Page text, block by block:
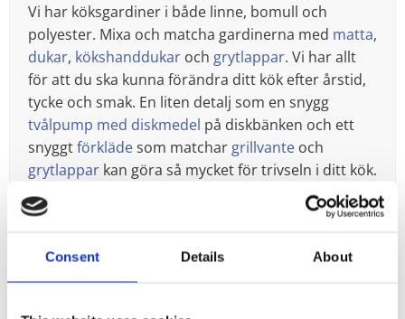
Consent Details About
Vi har köksgardiner i både linne, bomull och
polyester. Mixa och matcha gardinerna med matta,
dukar, kökshanddukar och grytlappar. Vi har allt
för att du ska kunna förändra ditt kök efter årstid,
tycke och smak. En liten detalj som en snygg
tvålpump med diskmedel på diskbänken och ett
snyggtförklädesom matchar grillvante och
grytlappar kan göra så mycket för trivseln i ditt kök.
Med små medel kan förändringen bli stor.
Hos oss hittar du det mesta för att skapa ett
mysigt, hemtrevligt och funktionellt kök där
familjen gärna vill tillbringa ledig tid tillsammans
pratstund.